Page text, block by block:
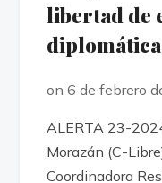
libertad de
on 6 de febrero
ALERTA 23-
Morazán (C-
Coordinadora